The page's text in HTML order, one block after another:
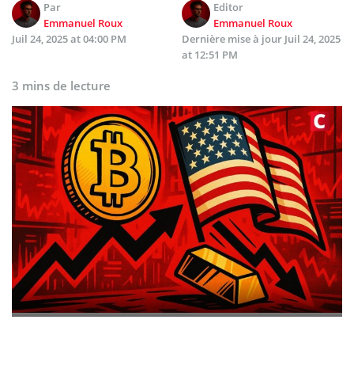
Par
Emmanuel Roux
Editor
Emmanuel Roux
Juil 24, 2025 at 04:00 PM
Dernière mise à jour Juil 24, 2025
at 12:51 PM
3 mins de lecture